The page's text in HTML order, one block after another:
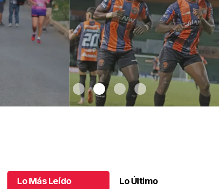
Lo Más Leído Lo Último